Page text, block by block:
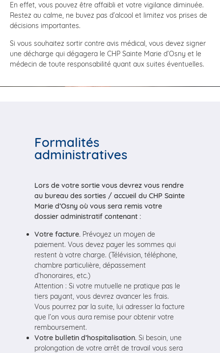
En effet, vous pouvez être affaibli et votre vigilance diminuée.
Restez au calme, ne buvez pas d’alcool et limitez vos prises de
décisions importantes.
Si vous souhaitez sortir contre avis médical, vous devez signer
une décharge qui dégagera le CHP Sainte Marie d’Osny et le
médecin de toute responsabilité quant aux suites éventuelles.
Formalités
administratives
Lors de votre sortie vous devrez vous rendre
au bureau des sorties / accueil du CHP Sainte
Marie d’Osny où vous sera remis votre
dossier administratif contenant :
Votre facture. Prévoyez un moyen de
paiement. Vous devez payer les sommes qui
restent à votre charge. (Télévision, téléphone,
chambre particulière, dépassement
d’honoraires, etc.)
Attention : Si votre mutuelle ne pratique pas le
tiers payant, vous devrez avancer les frais.
Vous pourrez par la suite, lui adresser la facture
que l’on vous aura remise pour obtenir votre
remboursement.
Votre bulletin d’hospitalisation. Si besoin, une
prolongation de votre arrêt de travail vous sera